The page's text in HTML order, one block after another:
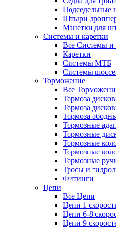
Подседельные
Штыри
Манетки для
Системы и каретки
Все Системы и
Каретки
Системы МТБ
Системы
Торможение
Все
Тормоза
Тормоза
Тормоза
Тормозные
Тормозные
Тормозные
Тормозные
Тормозные
Тросы и
Фитинги
Цепи
Все Цепи
Цепи 1
Цепи 6-8
Цепи 9